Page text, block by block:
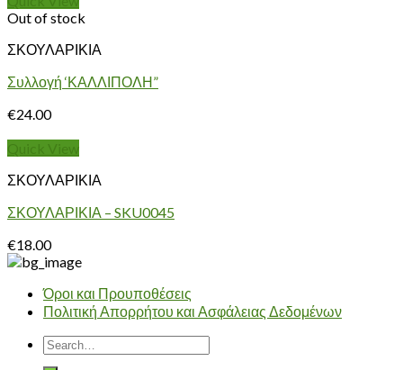
Out of stock
ΣΚΟΥΛΑΡΙΚΙΑ
Συλλογή ‘ΚΑΛΛΙΠΟΛΗ”
€24.00
Quick View
ΣΚΟΥΛΑΡΙΚΙΑ
ΣΚΟΥΛΑΡΙΚΙΑ – SKU0045
€18.00
Όροι και Προυποθέσεις
Πολιτική Απορρήτου και Ασφάλειας Δεδομένων
Search
for: